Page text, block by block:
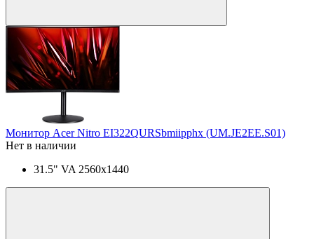
Монитор Acer Nitro EI322QURSbmiipphx (UM.JE2EE.S01)
Нет в наличии
31.5" VA 2560x1440